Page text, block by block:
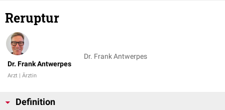
Reruptur
Dr. Frank Antwerpes
Arzt | Ärztin
Dr. Frank Antwerpes
Definition